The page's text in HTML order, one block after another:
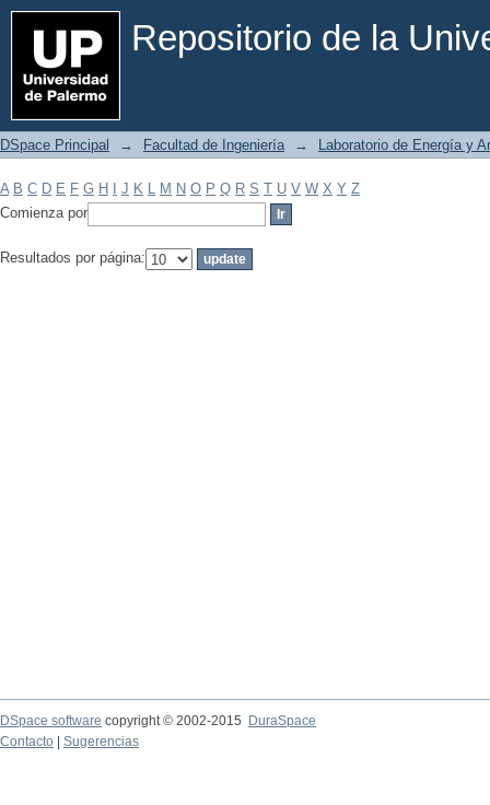
Repositorio de la
Filtrar por: Materia
DSpace Principal → Facultad de Ingeniería → Laboratorio de Energía y
A B C D E F G H J K L M N O P Q R S T U V W X Y Z
Comienza por
Resultados por página:
DSpace software copyright © 2002-2015
DuraSpace
Contacto
Sugerencias